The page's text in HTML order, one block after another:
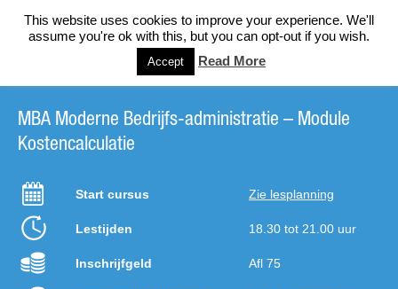
MBA Moderne Bedrijfs-administratie – Module
Kostencalculatie
Start cursus Zie lesplanning
Lestijden 18.30 tot 21.00 uur
Inschrijfgeld Afl 75
This website uses cookies to improve your experience. We'll
assume you're ok with this, but you can opt-out if you wish.
Accept Read More